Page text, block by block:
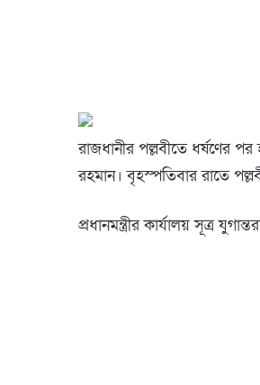
রাজধানীর পল্লবীতে ধর্ষণের পর
রহমান। বৃহস্পতিবার রাতে
প্রধানমন্ত্রীর কার্যালয় সূত্র